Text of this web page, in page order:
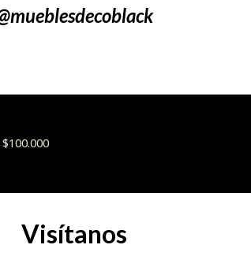
Visítanos